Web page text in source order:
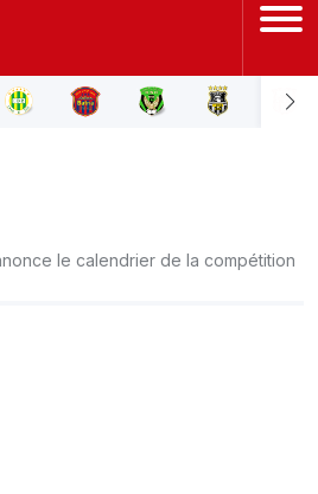
le calendrier de la compétition